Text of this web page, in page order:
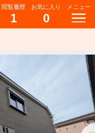
閲覧履歴
1
お気に入り
0
メニュー